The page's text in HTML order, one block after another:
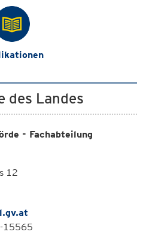
des Landes
- Fachabteilung
12
15565